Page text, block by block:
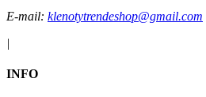
E-mail: klenotytrendeshop@gmail.com
|
INFO